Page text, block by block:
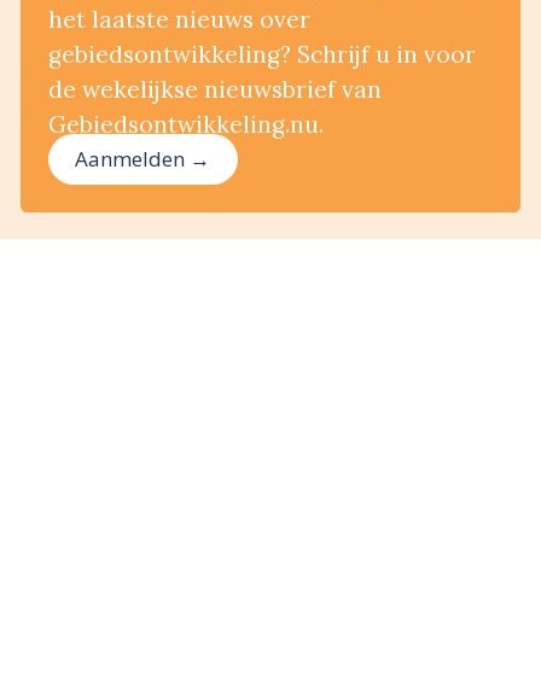
het laatste nieuws over
gebiedsontwikkeling? Schrijf u in voor
de wekelijkse nieuwsbrief van
Gebiedsontwikkeling.nu.
Aanmelden →